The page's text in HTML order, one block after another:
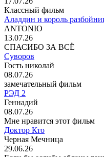
Классный фильм
Аладдин и король
ANTONIO
13.07.26
СПАСИБО ЗА ВСЁ
Суворов
Гость николай
08.07.26
замечательный фильм
РЭД 2
Геннадий
08.07.26
Мне нравится этот фильм
Доктор Кто
Черная Мечница
29.06.26